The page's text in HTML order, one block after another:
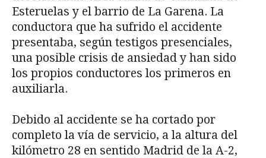
Esteruelas y el barrio de La Garena. La
conductora que ha sufrido el accidente
presentaba, según testigos presenciales,
una posible crisis de ansiedad y han sido
los propios conductores los primeros en
auxiliarla.
Debido al accidente se ha cortado por
completo la vía de servicio, a la altura del
kilómetro 28 en sentido Madrid de la A-2,